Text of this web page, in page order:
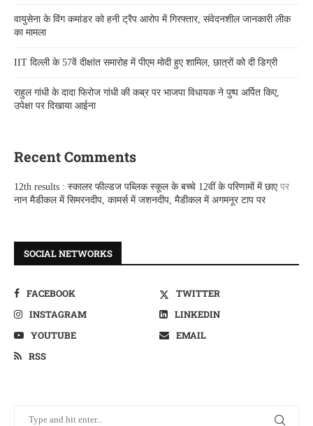
वायुसेना के विंग कमांडर को हनी ट्रैप आरोप में गिरफ्तार, संवेदनशील जानकारी लीक
का मामला
IIT दिल्ली के 57वें दीक्षांत समारोह में पीएम मोदी हुए शामिल, छात्रों को दी डिग्री
राहुल गांधी के दादा फिरोज गांधी की कब्र पर भाजपा विधायक ने पुष्प अर्पित किए,
उपेक्षा पर दिखाया आईना
Recent Comments
12th results : स्कालर फील्डज पब्लिक स्कूल के बच्चे 12वीं के परिणामों में छाएपर
नान मैडीकल में सिमरनदीप, कामर्स में जशनदीप, मैडीकल में अगमनूर टाप पर
SOCIAL NETWORKS
FACEBOOK
TWITTER
INSTAGRAM
LINKEDIN
YOUTUBE
EMAIL
RSS